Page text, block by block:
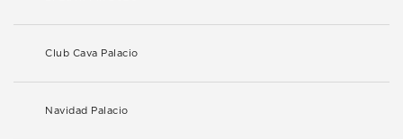
Club Cava Palacio
Navidad Palacio